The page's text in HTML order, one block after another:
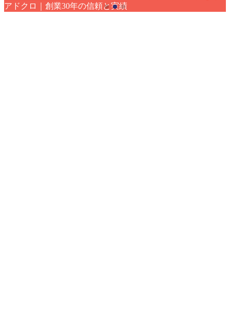
アドクロ｜創業30年の信頼と実績